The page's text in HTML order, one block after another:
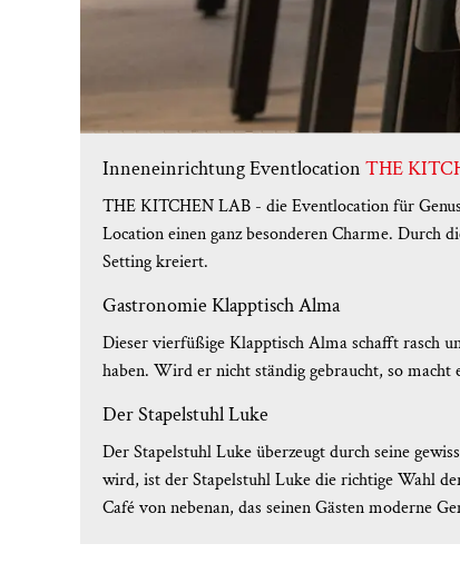
Inneneinrichtung Eventlocation THE
THE KITCHEN LAB - die Eventlocation für
Location einen ganz besonderen Charme. Durch
Setting kreiert.
Gastronomie Klapptisch Alma
Dieser vierfüßige Klapptisch Alma schafft rasch
haben. Wird er nicht ständig gebraucht, so macht
Der Stapelstuhl Luke
Der Stapelstuhl Luke überzeugt durch seine
wird, ist der Stapelstuhl Luke die richtige Wahl
Café von nebenan, das seinen Gästen moderne